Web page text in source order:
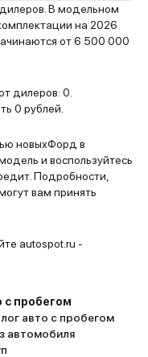
бибик
лишний
довольно
не как S
крутая
девки
внимание,
В модельном
на 2026
от 6 500 000
дилеров: 0.
0 рублей.
новыхФорд в
и воспользуйтесь
Подробности,
вам принять
autospot.ru -
с пробегом
авто с пробегом
автомобиля